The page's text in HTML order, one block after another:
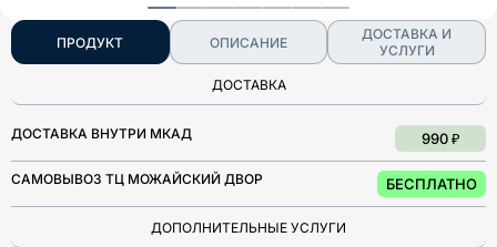
ПРОДУКТ ОПИСАНИЕ
ДОСТАВКА И
УСЛУГИ
ДОСТАВКА
ДОСТАВКА ВНУТРИ МКАД 990 ₽
САМОВЫВОЗ ТЦ МОЖАЙСКИЙ ДВОР БЕСПЛАТНО
ДОПОЛНИТЕЛЬНЫЕ УСЛУГИ